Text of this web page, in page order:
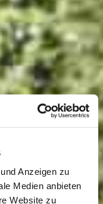
Anzeigen zu
Medien anbieten
Website zu